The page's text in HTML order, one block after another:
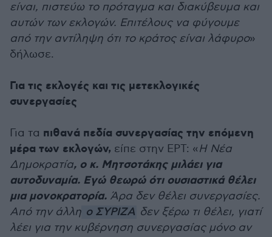
είναι, πιστεύω το πρόταγμα και διακύβευμα και
αυτών των εκλογών. Επιτέλους να φύγουμε
από την αντίληψη ότι το κράτος είναι λάφυρο»
δήλωσε.
Για τις εκλογές και τις μετεκλογικές
συνεργασίες
Για τα πιθανά πεδία συνεργασίας την επόμενη
μέρα των εκλογών, είπε στην ΕΡΤ: «Η Νέα
Δημοκρατία, ο κ. Μητσοτάκης μιλάει για
αυτοδυναμία. Εγώ θεωρώ ότι ουσιαστικά θέλει
μια μονοκρατορία. Άρα δεν θέλει συνεργασίες.
Από την άλλη ο ΣΥΡΙΖΑ δεν ξέρω τι θέλει, γιατί
λέει για την κυβέρνηση συνεργασίας μόνο αν